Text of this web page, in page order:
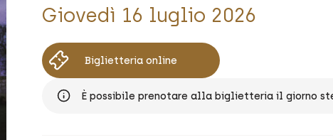
Giovedì 16 luglio 2026
Biglietteria online
È possibile prenotare alla biglietteria il giorno